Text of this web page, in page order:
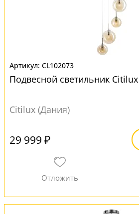
CL102073
Подвесной светильник
Citilux (Дания)
29 999 ₽